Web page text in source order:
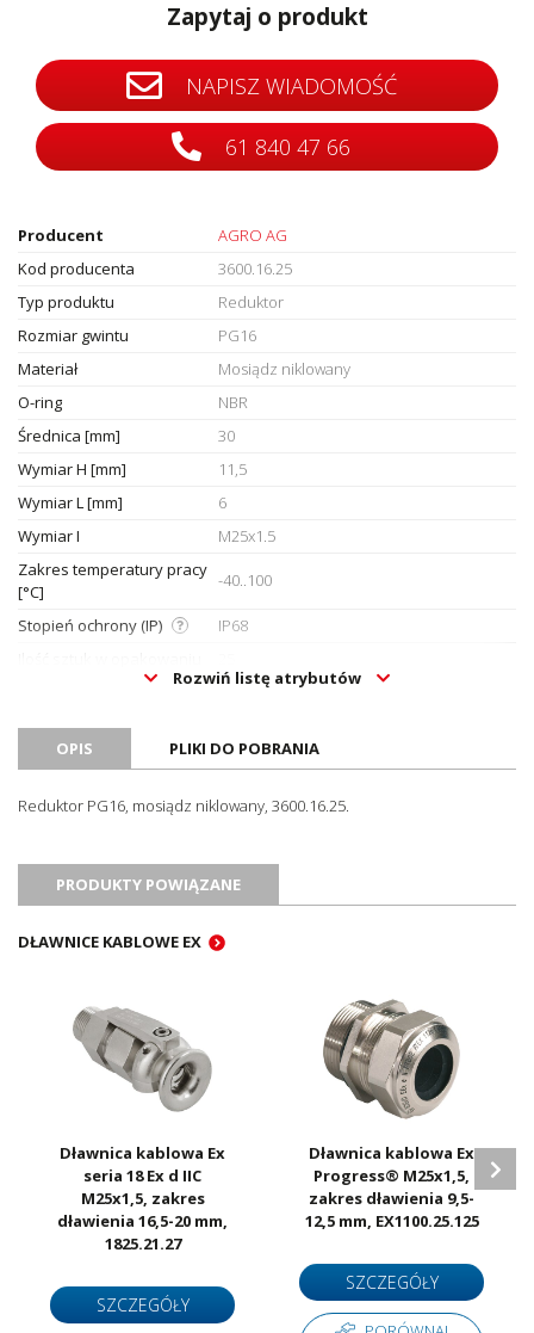
Zapytaj o produkt
NAPISZ WIADOMOŚĆ
61 840 47 66
Producent
AGRO AG
Kod producenta
3600.16.25
Typ produktu
Reduktor
Rozmiar gwintu
PG16
Materiał
Mosiądz niklowany
O-ring
NBR
Średnica [mm]
30
Wymiar H [mm]
11,5
Wymiar L [mm]
6
Wymiar I
M25x1.5
Zakres temperatury pracy
[°C]
-40..100
Stopień ochrony (IP)
IP68
Certyfikat UL
Certyfikat ATEX
Nie
Rozwiń listę atrybutów
OPIS PLIKI DO POBRANIA
Reduktor PG16, mosiądz niklowany, 3600.16.25.
PRODUKTY POWIĄZANE
DŁAWNICE KABLOWE EX
Dławnica kablowa Ex
seria 18 Ex d IIC
M25x1,5, zakres
dławienia 16,5-20 mm,
1825.21.27
SZCZEGÓŁY
Dławnica kablowa Ex
Progress® M25x1,5,
zakres dławienia 9,5-
12,5 mm, EX1100.25.125
SZCZEGÓŁY